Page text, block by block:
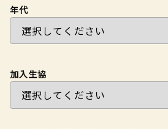
年代
加入生協